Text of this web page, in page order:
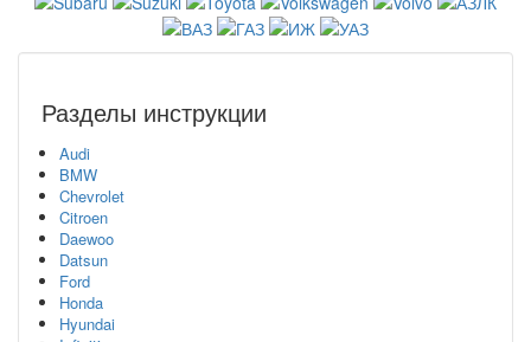
Разделы инструкции
Audi
BMW
Chevrolet
Citroen
Daewoo
Datsun
Ford
Honda
Hyundai